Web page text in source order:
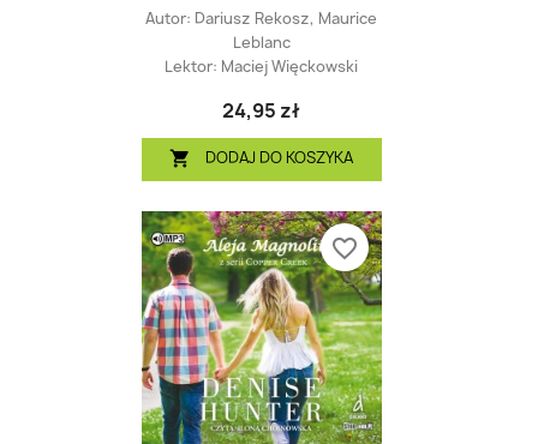
Autor: Dariusz Rekosz, Maurice
Leblanc
Lektor: Maciej Więckowski
24,95 zł
 DODAJ DO KOSZYKA
favorite_border